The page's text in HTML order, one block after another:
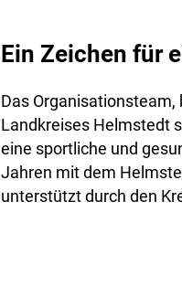
Ein Zeichen für
Das
Landkreises Helmstedt
eine sportliche und
Jahren mit dem
unterstützt durch den